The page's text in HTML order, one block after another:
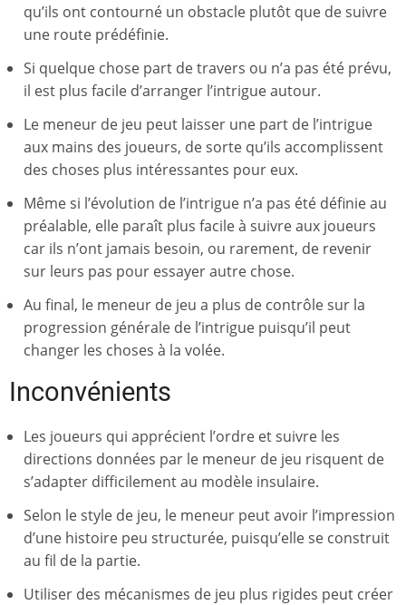
qu’ils ont contourné un obstacle plutôt que de suivre
une route prédéfinie.
Si quelque chose part de travers ou n’a pas été prévu,
il est plus facile d’arranger l’intrigue autour.
Le meneur de jeu peut laisser une part de l’intrigue
aux mains des joueurs, de sorte qu’ils accomplissent
des choses plus intéressantes pour eux.
Même si l’évolution de l’intrigue n’a pas été définie au
préalable, elle paraît plus facile à suivre aux joueurs
car ils n’ont jamais besoin, ou rarement, de revenir
sur leurs pas pour essayer autre chose.
Au final, le meneur de jeu a plus de contrôle sur la
progression générale de l’intrigue puisqu’il peut
changer les choses à la volée.
Inconvénients
Les joueurs qui apprécient l’ordre et suivre les
directions données par le meneur de jeu risquent de
s’adapter difficilement au modèle insulaire.
Selon le style de jeu, le meneur peut avoir l’impression
d’une histoire peu structurée, puisqu’elle se construit
au fil de la partie.
Utiliser des mécanismes de jeu plus rigides peut créer